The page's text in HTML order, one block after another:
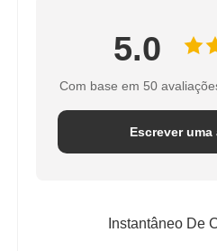
5.0
Com base em 50
Escrever uma
Instantâneo De